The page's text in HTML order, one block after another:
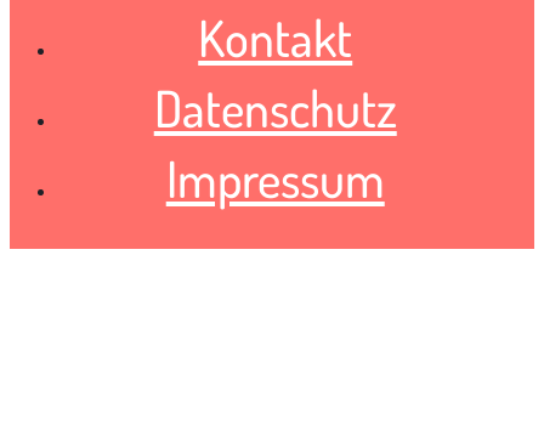
Kontakt
Datenschutz
Impressum